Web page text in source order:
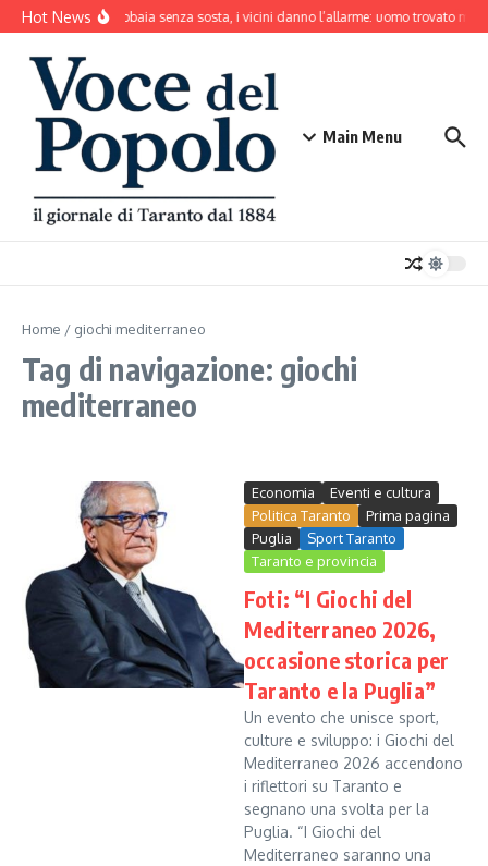
Salta al contenuto
Hot NewsIl cane abbaia senza sosta, i vicini danno l’allarme: uomo trovato
Main Menu
Home / giochi mediterraneo
Tag di navigazione: giochi
mediterraneo
Economia
Eventi e cultura
Politica Taranto
Prima pagina
Puglia
Sport Taranto
Taranto e provincia
Foti: “I Giochi del
Mediterraneo 2026,
occasione storica per
Taranto e la Puglia”
Un evento che unisce sport,
culture e sviluppo: i Giochi del
Mediterraneo 2026 accendono
i riflettori su Taranto e
segnano una svolta per la
Puglia. “I Giochi del
Mediterraneo saranno una